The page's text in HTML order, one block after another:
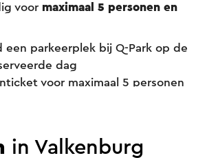
voor maximaal 5 personen en
een parkeerplek bij Q-Park op de
dag
voor maximaal 5 personen
in Valkenburg